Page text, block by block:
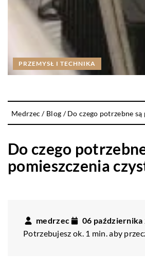
PRZEMYSŁ I TECHNIKA
Medrzec / Blog /Do czego potrzebne są
Do czego
pomieszczenia
medrzec
06 października
Potrzebujesz ok. 1 min. aby